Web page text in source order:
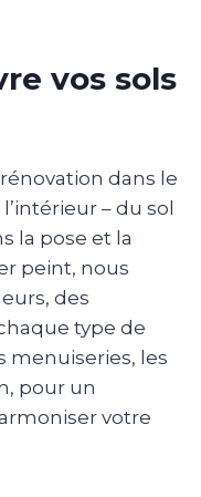
vos sols
dans le
– du sol
la pose et la
peint, nous
des
type de
menuiseries, les
pour un
votre